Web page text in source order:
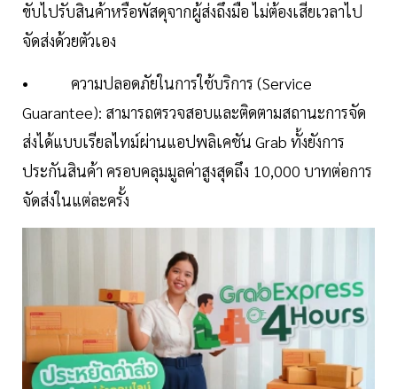
ขับไปรับสินค้าหรือพัสดุจากผู้ส่งถึงมือ ไม่ต้องเสียเวลาไป
จัดส่งด้วยตัวเอง
• ความปลอดภัยในการใช้บริการ (Service
Guarantee): สามารถตรวจสอบและติดตามสถานะการจัด
ส่งได้แบบเรียลไทม์ผ่านแอปพลิเคชัน Grab ทั้งยังการ
ประกันสินค้า ครอบคลุมมูลค่าสูงสุดถึง 10,000 บาทต่อการ
จัดส่งในแต่ละครั้ง